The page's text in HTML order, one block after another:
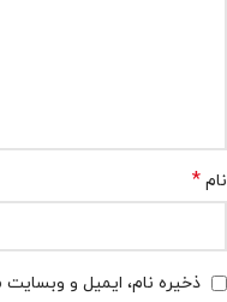
نام *
ذخیره نام، ایمیل و